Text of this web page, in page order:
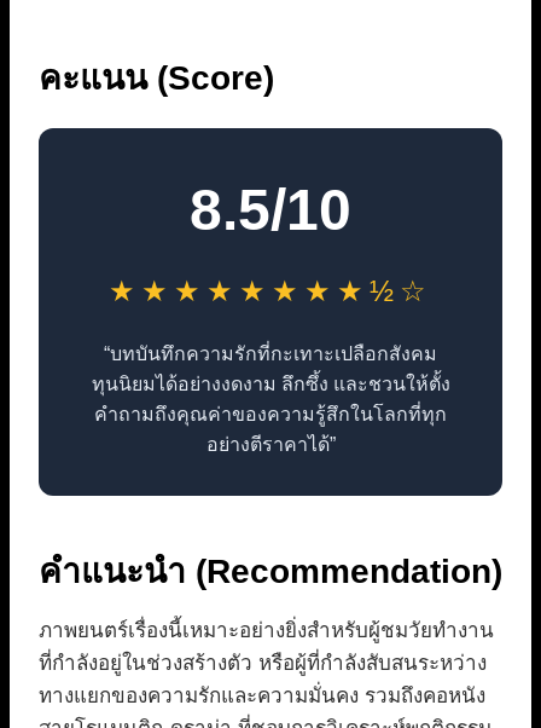
คะแนน (Score)
8.5/10
★★★★★★★★½☆
“บทบันทึกความรักที่กะเทาะเปลือกสังคม
ทุนนิยมได้อย่างงดงาม ลึกซึ้ง และชวนให้ตั้ง
คำถามถึงคุณค่าของความรู้สึกในโลกที่ทุก
อย่างตีราคาได้”
คำแนะนำ (Recommendation)
ภาพยนตร์เรื่องนี้เหมาะอย่างยิ่งสำหรับผู้ชมวัยทำงาน
ที่กำลังอยู่ในช่วงสร้างตัว หรือผู้ที่กำลังสับสนระหว่าง
ทางแยกของความรักและความมั่นคง รวมถึงคอหนัง